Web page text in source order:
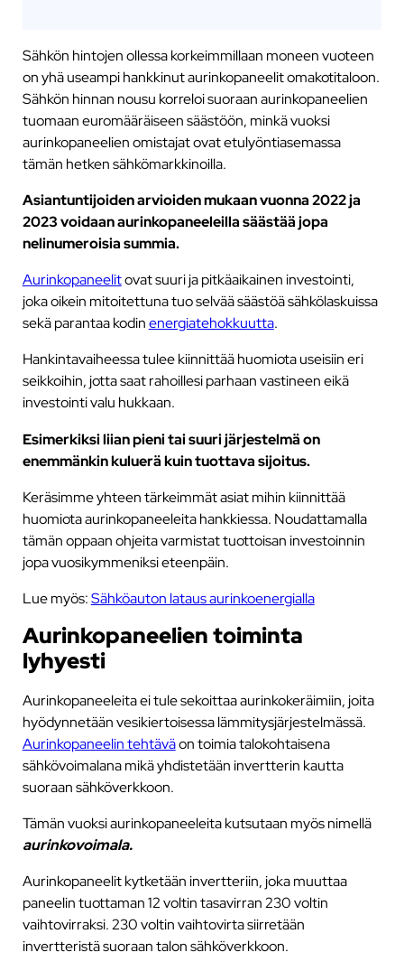
Sähkön hintojen ollessa korkeimmillaan moneen vuoteen
on yhä useampi hankkinut aurinkopaneelit omakotitaloon.
Sähkön hinnan nousu korreloi suoraan aurinkopaneelien
tuomaan euromääräiseen säästöön, minkä vuoksi
aurinkopaneelien omistajat ovat etulyöntiasemassa
tämän hetken sähkömarkkinoilla.
Asiantuntijoiden arvioiden mukaan vuonna 2022 ja
2023 voidaan aurinkopaneeleilla säästää jopa
nelinumeroisia summia.
Aurinkopaneelitovat suuri ja pitkäaikainen investointi,
joka oikein mitoitettuna tuo selvää säästöä sähkölaskuissa
sekä parantaa kodinenergiatehokkuutta.
Hankintavaiheessa tulee kiinnittää huomiota useisiin eri
seikkoihin, jotta saat rahoillesi parhaan vastineen eikä
investointi valu hukkaan.
Esimerkiksi liian pieni tai suuri järjestelmä on
enemmänkin kuluerä kuin tuottava sijoitus.
Keräsimme yhteen tärkeimmät asiat mihin kiinnittää
huomiota aurinkopaneeleita hankkiessa. Noudattamalla
tämän oppaan ohjeita varmistat tuottoisan investoinnin
jopa vuosikymmeniksi eteenpäin.
Lue myös:Sähköauton lataus aurinkoenergialla
Aurinkopaneelien toiminta
lyhyesti
Aurinkopaneeleita ei tule sekoittaa aurinkokeräimiin, joita
hyödynnetään vesikiertoisessa lämmitysjärjestelmässä.
Aurinkopaneelin tehtäväon toimia talokohtaisena
sähkövoimalana mikä yhdistetään invertterin kautta
suoraan sähköverkkoon.
Tämän vuoksi aurinkopaneeleita kutsutaan myös nimellä
aurinkovoimala.
Aurinkopaneelit kytketään invertteriin, joka muuttaa
paneelin tuottaman 12 voltin tasavirran 230 voltin
vaihtovirraksi. 230 voltin vaihtovirta siirretään
invertteristä suoraan talon sähköverkkoon.